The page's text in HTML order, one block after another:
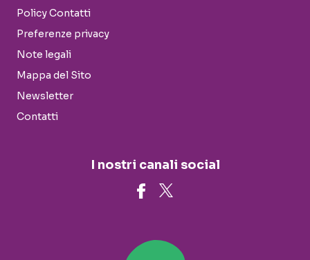
Policy Contatti
Preferenze privacy
Note legali
Mappa del Sito
Newsletter
Contatti
I nostri canali social